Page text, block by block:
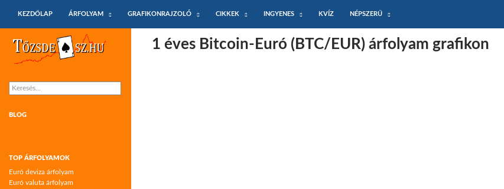
KEZDŐLAP
ÁRFOLYAM GRAFIKONRAJZOLÓ CIKKEK INGYENES KVÍZ NÉPSZERŰ
1 éves Bitcoin-Euró (BTC/EUR) árfolyam grafikon
Tőzsdeász.hu – árfolyamok és árfolyam
grafikonok
Keresés:
BLOG
TOP ÁRFOLYAMOK
Euró deviza árfolyam
Euró valuta árfolyam